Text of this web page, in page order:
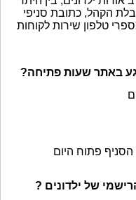
הקהל, כתובת סניפי
טלפון שירות לקוחות
באתר שעות פתיחה?
פתוח היום
של ילדונים ?